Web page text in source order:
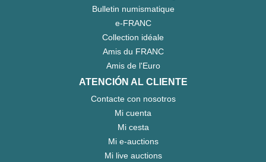
Bulletin numismatique
e-FRANC
Collection idéale
Amis du FRANC
Amis de l'Euro
ATENCIÓN AL CLIENTE
Contacte con nosotros
Mi cuenta
Mi cesta
Mi e-auctions
Mi live auctions